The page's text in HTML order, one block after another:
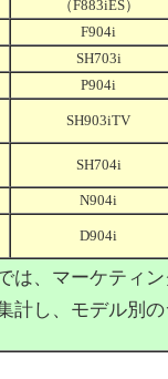
（F883iES）
F904i
SH703i
P904i
SH903iTV
SH704i
N904i
D904i
は、マーケティ
計し、モデル別